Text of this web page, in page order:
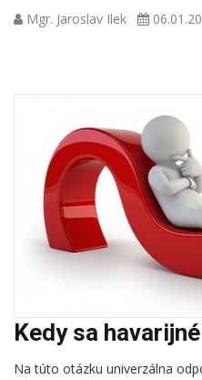
Mgr. Jaroslav Ilek
Kedy sa
Na túto otázku univerzálna